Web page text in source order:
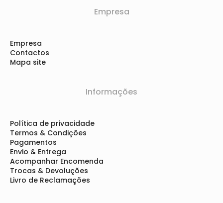
Empresa
Empresa
Contactos
Mapa site
Informações
Política de privacidade
Termos & Condições
Pagamentos
Envio & Entrega
Acompanhar Encomenda
Trocas & Devoluções
Livro de Reclamações